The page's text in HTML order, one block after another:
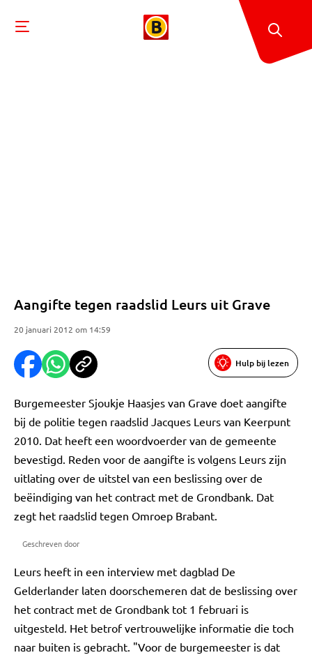
Aangifte tegen raadslid Leurs uit Grave
20 januari 2012 om 14:59
Hulp bij lezen
Burgemeester Sjoukje Haasjes van Grave doet aangifte
bij de politie tegen raadslid Jacques Leurs van Keerpunt
2010. Dat heeft een woordvoerder van de gemeente
bevestigd. Reden voor de aangifte is volgens Leurs zijn
uitlating over de uitstel van een beslissing over de
beëindiging van het contract met de Grondbank. Dat
zegt het raadslid tegen Omroep Brabant.
Geschreven door
Leurs heeft in een interview met dagblad De
Gelderlander laten doorschemeren dat de beslissing over
het contract met de Grondbank tot 1 februari is
uitgesteld. Het betrof vertrouwelijke informatie die toch
naar buiten is gebracht. "Voor de burgemeester is dat